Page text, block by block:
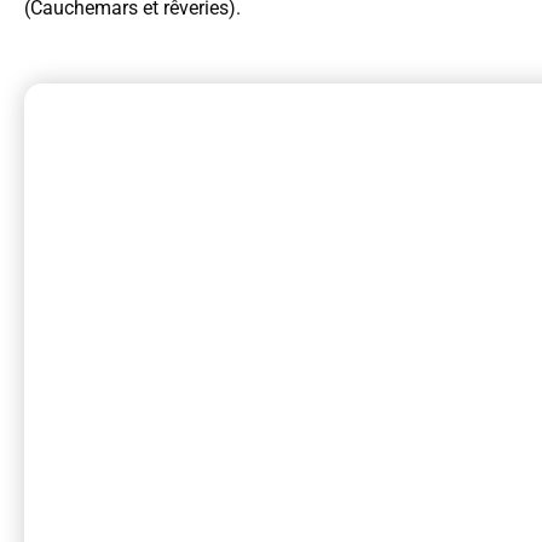
(Cauchemars et rêveries).